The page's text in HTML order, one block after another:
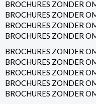
BROCHURES ZONDER
BROCHURES ZONDER
BROCHURES ZONDER
BROCHURES ZONDER
BROCHURES ZONDER
BROCHURES ZONDER
BROCHURES ZONDER
BROCHURES ZONDER
BROCHURES ZONDER